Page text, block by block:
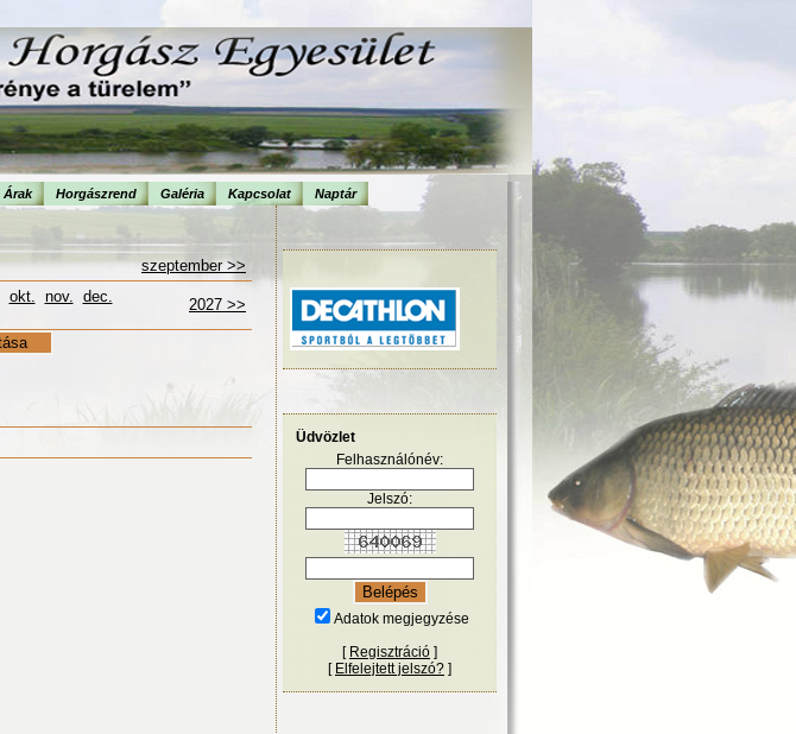
Árak Horgászrend Galéria Kapcsolat Naptár
szeptember >>
okt. nov. dec. 2027 >>
Üdvözlet
Felhasználónév:
Jelszó:
Adatok megjegyzése
[ Regisztráció ]
[ Elfelejtett jelszó? ]